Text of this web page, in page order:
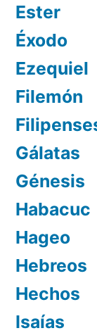
Ester
Éxodo
Ezequiel
Filemón
Gálatas
Génesis
Habacuc
Hageo
Hebreos
Hechos
Isaías